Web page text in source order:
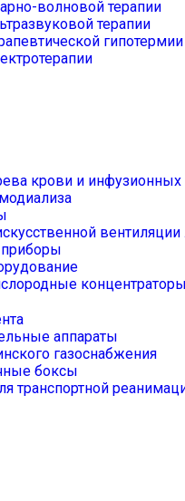
волновой терапии
терапии
крови и инфузионных
вентиляции
аппараты
газоснабжения
боксы
транспортной